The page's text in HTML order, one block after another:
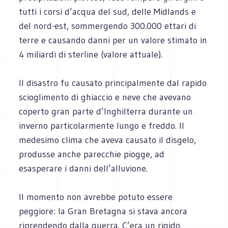
tutti i corsi d’acqua del sud, delle Midlands e
del nord-est, sommergendo 300.000 ettari di
terre e causando danni per un valore stimato in
4 miliardi di sterline (valore attuale).
Il disastro fu causato principalmente dal rapido
scioglimento di ghiaccio e neve che avevano
coperto gran parte d’Inghilterra durante un
inverno particolarmente lungo e freddo. Il
medesimo clima che aveva causato il disgelo,
produsse anche parecchie piogge, ad
esasperare i danni dell’alluvione.
Il momento non avrebbe potuto essere
peggiore: la Gran Bretagna si stava ancora
riprendendo dalla guerra. C’era un rigido